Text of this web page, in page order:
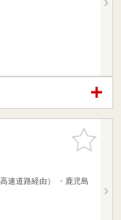
お気に入
りに追加
速道路経由） ・鹿児島